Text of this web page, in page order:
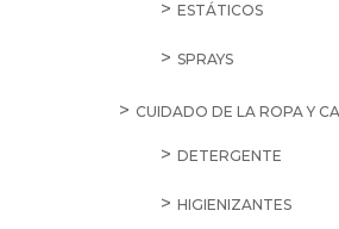
ESTÁTICOS
SPRAYS
CUIDADO DE LA ROPA Y
DETERGENTE
HIGIENIZANTES